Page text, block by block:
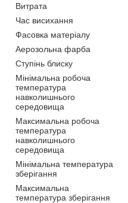
Витрата
Час висихання
Фасовка матеріалу
Аерозольна фарба
Ступінь блиску
Мінімальна робоча
температура
навколишнього
середовища
Максимальна робоча
температура
навколишнього
середовища
Мінімальна температура
зберігання
Максимальна
температура зберігання